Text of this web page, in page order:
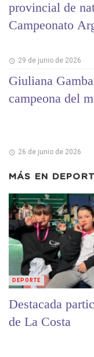
provincial de
Campeonato
29 de junio de 2026
Giuliana
campeona del
26 de junio de 2026
MÁS EN
Destacada
de La Costa
DEPORTE